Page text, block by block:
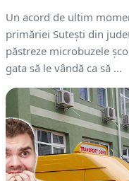
Un acord de ultim
primăriei Sutești din
păstreze microbuzele
gata să le vândă ca să ...